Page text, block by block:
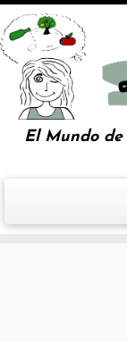
El Mundo